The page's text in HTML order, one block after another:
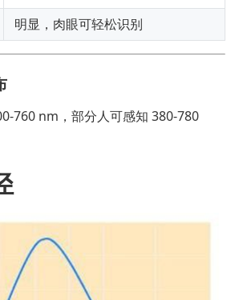
明显，肉眼可轻松识别
760 nm，部分人可感知 380-780